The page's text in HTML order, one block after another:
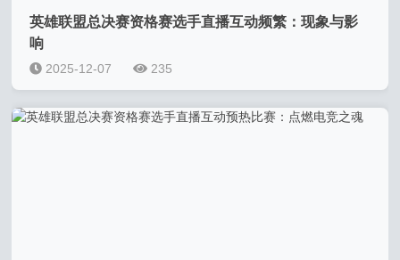
英雄联盟总决赛资格赛选手直播互动频繁：现象与影
响
2025-12-07 235